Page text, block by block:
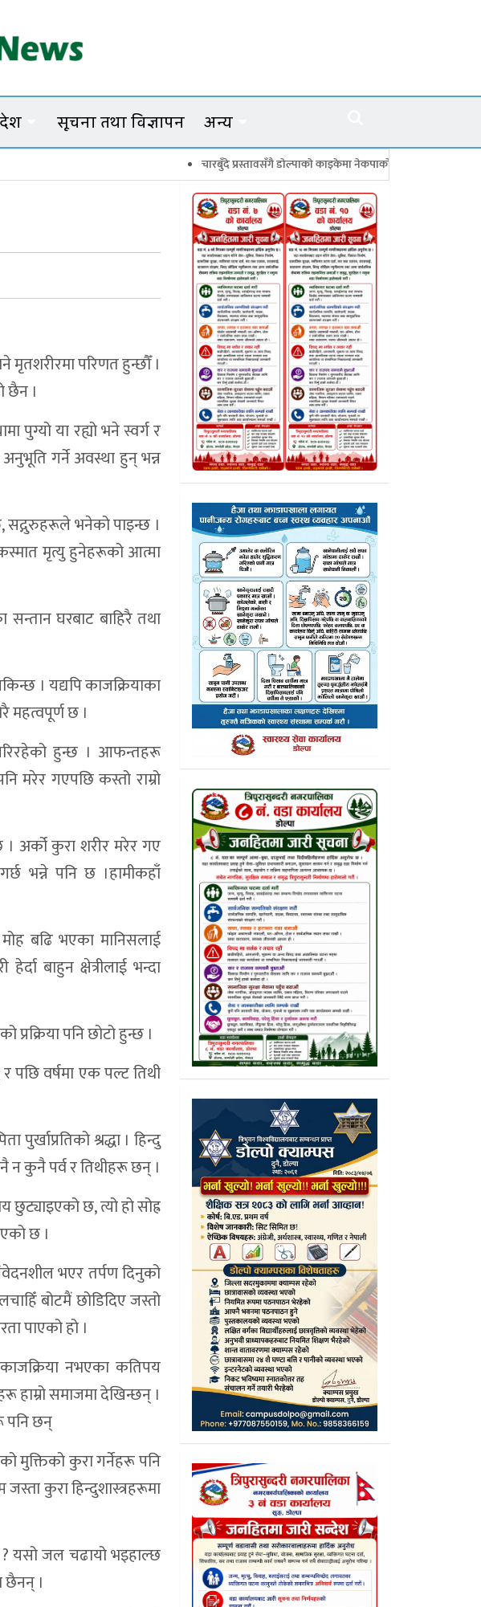
सूचना तथा विज्ञापन अन्य
चारबुँदे प्रस्तावसँगै डाेल्पाकाे काइकेमा नेकपाकाे ९९ सदस्यीय गाउँ समिति गठन
मृतशरीरमा परिणत हुन्छौँ ।
छैन ।
पुग्यो या रह्यो भने स्वर्ग र
गर्ने अवस्था हुन् भन्न
सद्गुरुहरूले भनेको पाइन्छ ।
मृत्यु हुनेहरूको आत्मा
घरबाट बाहिरै तथा
। यद्यपि काजक्रियाका
महत्वपूर्ण छ ।
हुन्छ । आफन्तहरू
मरेर गएपछि कस्तो राम्रो
अर्को कुरा शरीर मरेर गए
भन्ने पनि छ ।हामीकहाँ
बढि भएका मानिसलाई
बाहुन क्षेत्रीलाई भन्दा
पनि छोटो हुन्छ ।
पछि वर्षमा एक पल्ट तिथी
पुर्खाप्रतिको श्रद्धा । हिन्दु
न कुनै पर्व र तिथीहरू छन् ।
छ, त्यो हो सोह्र
छ ।
भएर तर्पण दिनुको
बोटमैं छोडिदिए जस्तो
पाएको हो ।
नभएका कतिपय
समाजमा देखिन्छन् ।
पनि छन्
मुक्तिको कुरा गर्नेहरू पनि
जस्ता कुरा हिन्दुशास्त्रहरूमा
? यसो जल चढायो भइहाल्छ
छैनन् ।